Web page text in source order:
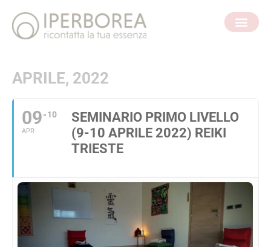
APRILE, 2022
09
APR
10
SEMINARIO PRIMO LIVELLO
(9-10 APRILE 2022) REIKI
TRIESTE